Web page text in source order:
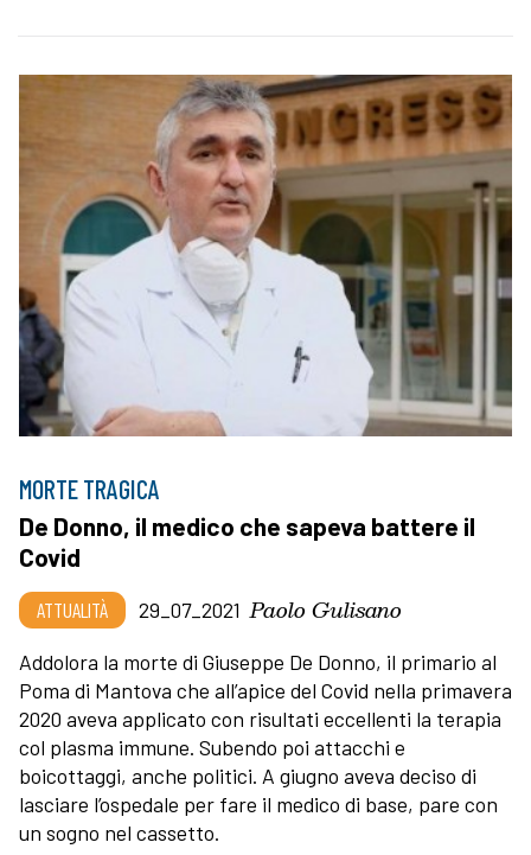
MORTE TRAGICA
De Donno, il medico che sapeva battere il
Covid
ATTUALITÀ 29_07_2021 Paolo Gulisano
Addolora la morte di Giuseppe De Donno, il primario al
Poma di Mantova che all’apice del Covid nella primavera
2020 aveva applicato con risultati eccellenti la terapia
col plasma immune. Subendo poi attacchi e
boicottaggi, anche politici. A giugno aveva deciso di
lasciare l’ospedale per fare il medico di base, pare con
un sogno nel cassetto.